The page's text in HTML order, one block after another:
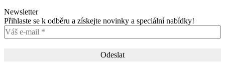
Newsletter
Přihlaste se k odběru a získejte novinky a speciální nabídky!